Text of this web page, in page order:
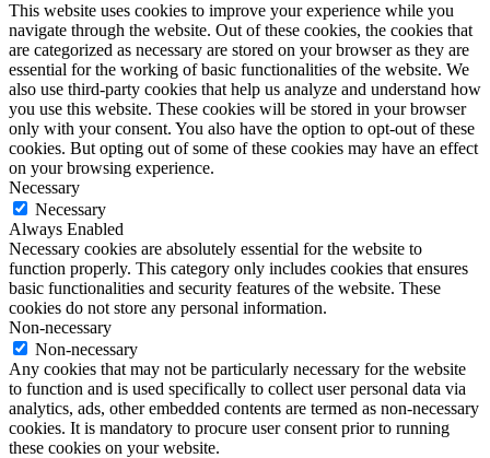
This website uses cookies to improve your experience while you
navigate through the website. Out of these cookies, the cookies that
are categorized as necessary are stored on your browser as they are
essential for the working of basic functionalities of the website. We
also use third-party cookies that help us analyze and understand how
you use this website. These cookies will be stored in your browser
only with your consent. You also have the option to opt-out of these
cookies. But opting out of some of these cookies may have an effect
on your browsing experience.
Necessary
Necessary
Always Enabled
Necessary cookies are absolutely essential for the website to
function properly. This category only includes cookies that ensures
basic functionalities and security features of the website. These
cookies do not store any personal information.
Non-necessary
Non-necessary
Any cookies that may not be particularly necessary for the website
to function and is used specifically to collect user personal data via
analytics, ads, other embedded contents are termed as non-necessary
cookies. It is mandatory to procure user consent prior to running
these cookies on your website.